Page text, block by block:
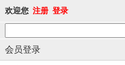
欢迎您 注册 登录
会员登录